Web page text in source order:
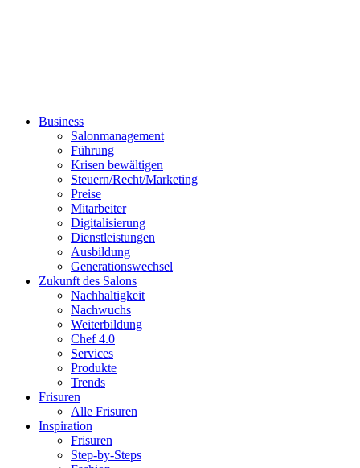
Business
Salonmanagement
Führung
Krisen bewältigen
Steuern/Recht/Marketing
Preise
Mitarbeiter
Digitalisierung
Dienstleistungen
Ausbildung
Generationswechsel
Zukunft des Salons
Nachhaltigkeit
Nachwuchs
Weiterbildung
Chef 4.0
Services
Produkte
Trends
Frisuren
Alle Frisuren
Inspiration
Frisuren
Step-by-Steps